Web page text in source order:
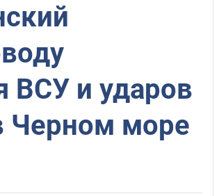
ВСУ и ударов
Черном море